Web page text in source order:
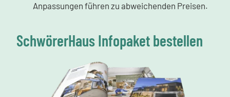
Anpassungen führen zu abweichenden Preisen.
SchwörerHaus Infopaket bestellen